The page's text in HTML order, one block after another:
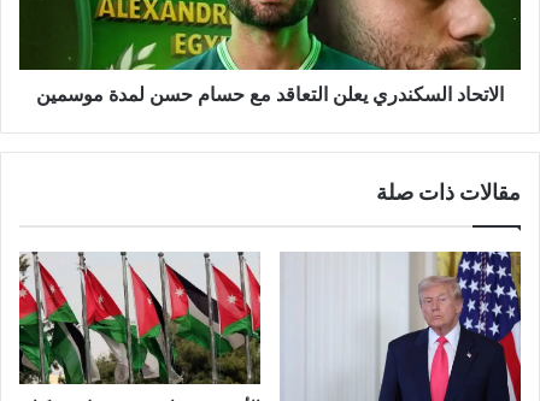
الاتحاد السكندري يعلن التعاقد مع حسام حسن لمدة موسمين
مقالات ذات صلة